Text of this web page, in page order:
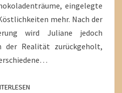
eingelegte
mehr. Nach der
wird Juliane jedoch
der Realität zurückgeholt,
WEITERLESEN